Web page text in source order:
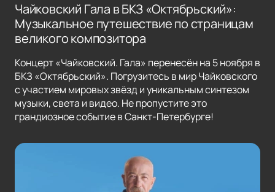
Чайковский Гала в БКЗ «Октябрьский»:
Музыкальное путешествие по страницам
великого композитора
Концерт «Чайковский. Гала» перенесён на 5 ноября в
БКЗ «Октябрьский». Погрузитесь в мир Чайковского
с участием мировых звёзд и уникальным синтезом
музыки, света и видео. Не пропустите это
грандиозное событие в Санкт-Петербурге!